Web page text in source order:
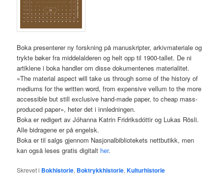
Boka presenterer ny forskning på manuskripter, arkivmateriale og
trykte bøker fra middelalderen og helt opp til 1900-tallet. De ni
artiklene i boka handler om disse dokumentenes materialitet.
«The material aspect will take us through some of the history of
mediums for the written word, from expensive vellum to the more
accessible but still exclusive hand-made paper, to cheap mass-
produced paper», heter det i innledningen.
Boka er redigert av Jóhanna Katrin Fridriksdóttir og Lukas Rösli.
Alle bidragene er på engelsk.
Boka er til salgs gjennom Nasjonalbibliotekets nettbutikk, men
kan også leses gratis digitalt her.
Skrevet i Bokhistorie, Boktrykkhistorie,Kulturhistorie